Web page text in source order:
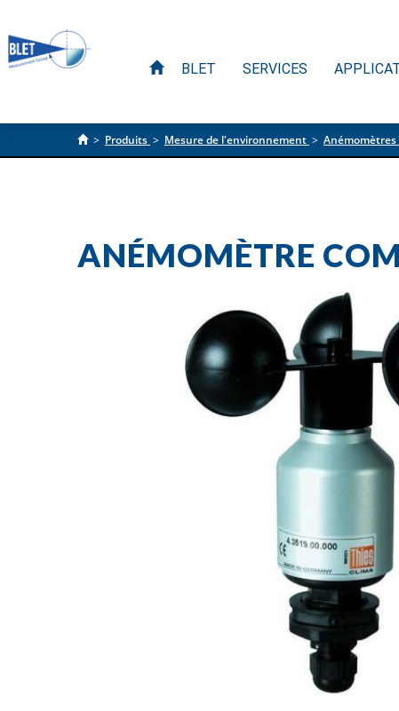
BLET SERVICES
> Produits > Mesure de l'environnement > Anémomètres
ANÉMOMÈTRE